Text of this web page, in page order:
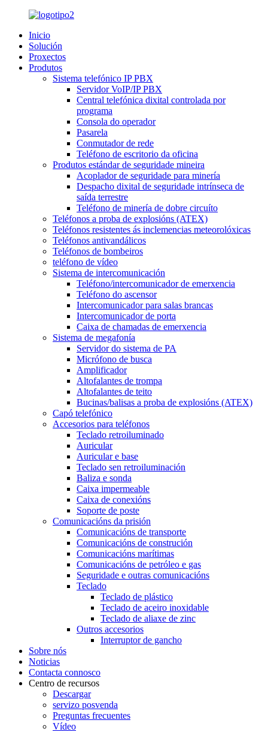
Inicio
Solución
Proxectos
Produtos
Sistema telefónico IP PBX
Servidor VoIP/IP PBX
Central telefónica dixital controlada por
programa
Consola do operador
Pasarela
Conmutador de rede
Teléfono de escritorio da oficina
Produtos estándar de seguridade mineira
Acoplador de seguridade para minería
Despacho dixital de seguridade intrínseca de
saída terrestre
Teléfono de minería de dobre circuíto
Teléfonos a proba de explosións (ATEX)
Teléfonos resistentes ás inclemencias meteorolóxicas
Teléfonos antivandálicos
Teléfonos de bombeiros
teléfono de vídeo
Sistema de intercomunicación
Teléfono/intercomunicador de emerxencia
Teléfono do ascensor
Intercomunicador para salas brancas
Intercomunicador de porta
Caixa de chamadas de emerxencia
Sistema de megafonía
Servidor do sistema de PA
Micrófono de busca
Amplificador
Altofalantes de trompa
Altofalantes de teito
Bucinas/balisas a proba de explosións (ATEX)
Capó telefónico
Accesorios para teléfonos
Teclado retroiluminado
Auricular
Auricular e base
Teclado sen retroiluminación
Baliza e sonda
Caixa impermeable
Caixa de conexións
Soporte de poste
Comunicacións da prisión
Comunicacións de transporte
Comunicacións de construción
Comunicacións marítimas
Comunicacións de petróleo e gas
Seguridade e outras comunicacións
Teclado
Teclado de plástico
Teclado de aceiro inoxidable
Teclado de aliaxe de zinc
Outros accesorios
Interruptor de gancho
Sobre nós
Noticias
Contacta connosco
Centro de recursos
Descargar
servizo posvenda
Preguntas frecuentes
Vídeo